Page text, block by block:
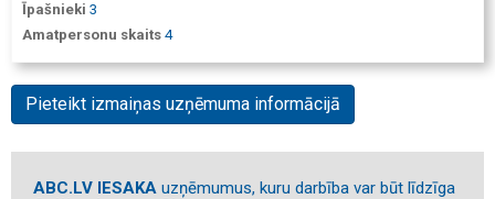
Īpašnieki 3
Amatpersonu skaits 4
Pieteikt izmaiņas uzņēmuma informācijā
ABC.LV IESAKA uzņēmumus, kuru darbība var būt līdzīga